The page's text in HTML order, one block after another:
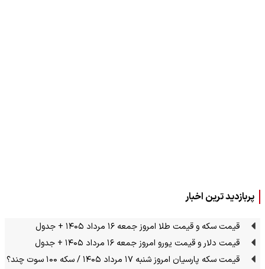
پربازدید ترین اخبار
قیمت سکه و قیمت طلا امروز جمعه ۱۶ مرداد ۱۴۰۵ + جدول
قیمت دلار و قیمت یورو امروز جمعه ۱۶ مرداد ۱۴۰۵ + جدول
قیمت سکه پارسیان امروز شنبه ۱۷ مرداد ۱۴۰۵ / سکه ۱۰۰ سوت چند؟